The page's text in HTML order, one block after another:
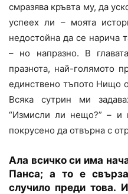
смразява кръвта му, да
успеех ли – моята
недостойна да се нарича
– но напразно. В
празнота, най-голямото
единствено тъпото Нищо
Всяка сутрин ми
“Измисли ли нещо?” – и
покрусено да отвърна с
Ала всичко си има
Панса; а то е
случило преди това.